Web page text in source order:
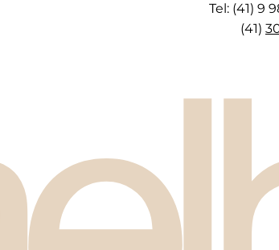
Tel: (41) 9
(41)